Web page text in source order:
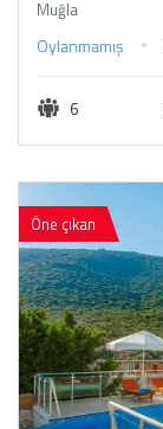
Muğla
Oylanmamış
6
Öne çıkan